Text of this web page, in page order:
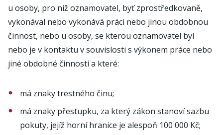
u osoby, pro niž oznamovatel, byť zprostředkovaně,
vykonával nebo vykonává práci nebo jinou obdobnou
činnost, nebo u osoby, se kterou oznamovatel byl
nebo je v kontaktu v souvislosti s výkonem práce nebo
jiné obdobné činnosti a které:
má znaky trestného činu;
má znaky přestupku, za který zákon stanoví sazbu
pokuty, jejíž horní hranice je alespoň 100 000 Kč;